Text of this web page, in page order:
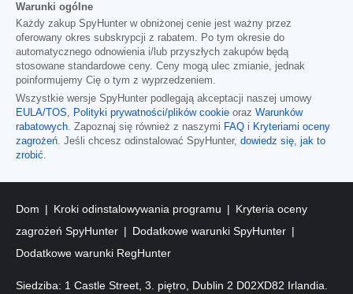
Warunki ogólne
Każdy zakup SpyHunter w obniżonej cenie jest ważny przez
oferowany okres subskrypcji z rabatem. Po tym okresie do
automatycznego odnowienia i/lub przyszłych zakupów będą
stosowane standardowe ceny. Ceny mogą ulec zmianie, jednak
poinformujemy Cię o tym z wyprzedzeniem.
Wszystkie wersje SpyHunter podlegają akceptacji naszej umowy
EULA/TOS, Polityki prywatności/plików cookie oraz Warunków
rabatowych. Zapoznaj się również z naszymi FAQ i Kryteriami oceny
zagrożeń. Jeśli chcesz odinstalować SpyHunter, dowiedz się, jak to
zrobić.
Dom Kroki odinstalowywania programu
Kryteria oceny
zagrożeń SpyHunter
Dodatkowe warunki SpyHunter
Dodatkowe warunki RegHunter
Siedziba: 1 Castle Street, 3. piętro, Dublin 2 D02XD82 Irlandia.